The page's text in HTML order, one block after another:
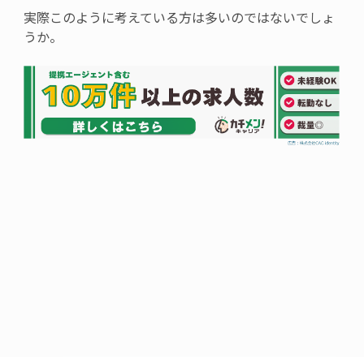
実際このように考えている方は多いのではないでしょ
うか。